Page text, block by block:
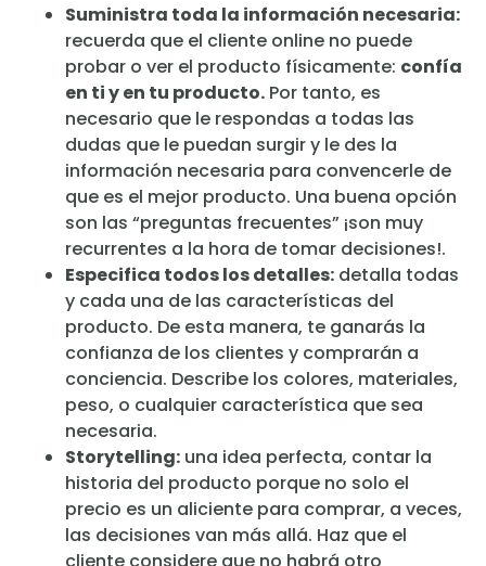
Suministra toda la información necesaria:
recuerda que el cliente online no puede
probar o ver el producto físicamente: confía
en ti y en tu producto. Por tanto, es
necesario que le respondas a todas las
dudas que le puedan surgir y le des la
información necesaria para convencerle de
que es el mejor producto. Una buena opción
son las “preguntas frecuentes” ¡son muy
recurrentes a la hora de tomar decisiones!.
Especifica todos los detalles: detalla todas
y cada una de las características del
producto. De esta manera, te ganarás la
confianza de los clientes y comprarán a
conciencia. Describe los colores, materiales,
peso, o cualquier característica que sea
necesaria.
Storytelling: una idea perfecta, contar la
historia del producto porque no solo el
precio es un aliciente para comprar, a veces,
las decisiones van más allá. Haz que el
cliente considere que no habrá otro